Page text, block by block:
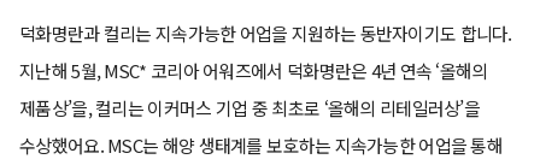
덕화명란과 컬리는 지속가능한 어업을 지원하는 동반자이기도 합니다.
지난해 5월, MSC* 코리아 어워즈에서 덕화명란은 4년 연속 ‘올해의
제품상’을, 컬리는 이커머스 기업 중 최초로 ‘올해의 리테일러상’을
수상했어요. MSC는 해양 생태계를 보호하는 지속가능한 어업을 통해